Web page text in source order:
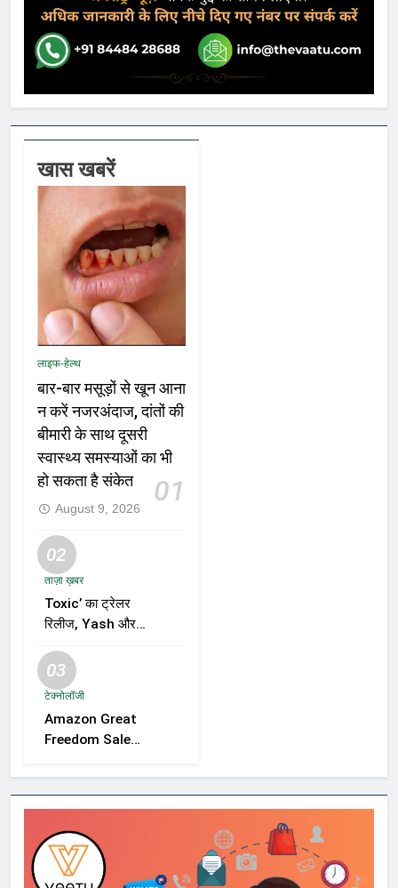
खास खबरें
लाइफ-हेल्थ
बार-बार मसूड़ों से खून आना
न करें नजरअंदाज, दांतों की
बीमारी के साथ दूसरी
स्वास्थ्य समस्याओं का भी
हो सकता है संकेत
01
August 9, 2026
02
ताज़ा ख़बर
Toxic’ का ट्रेलर
रिलीज, Yash और
जोड़ी ने मचाई हलचल,
फिल्म को लेकर बढ़ी
03
टेक्नोलॉजी
Amazon Great
Freedom Sale
OnePlus और
Xiaomi समेत कई
डिस्काउंट